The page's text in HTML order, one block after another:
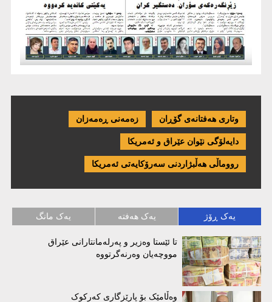
وتاری هەفتانەی گۆڕان زەمەنی ڕەمەزان
دایەلۆگی نێوان عێراق و ئەمریكا
رووماڵی هەڵبژاردنی سەرۆکایەتی ئەمریکا
یەک ڕۆژ یەک هەفتە یەک مانگ
تا ئێستا وەزیر و پەرلەمانتارانی عێراق
مووچەیان وەرنەگرتووە
وەڵامێک بۆ پارێزگاری کەرکوک